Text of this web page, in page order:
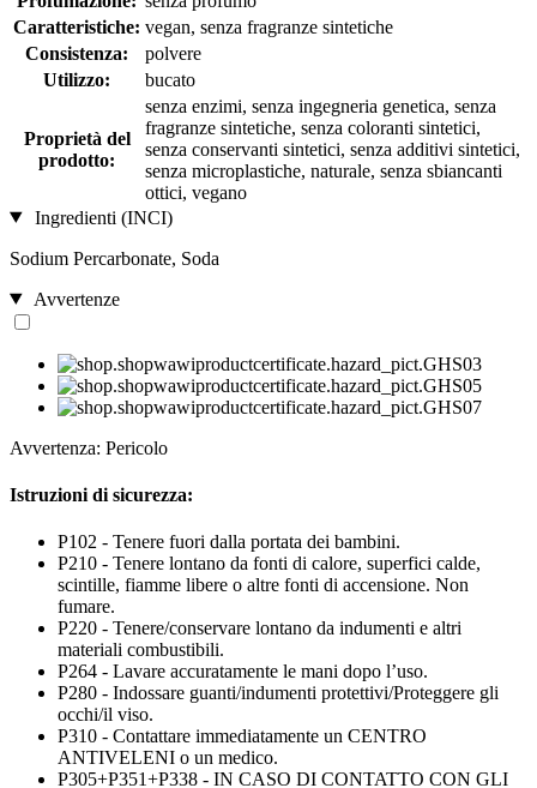
Caratteristiche: vegan, senza fragranze sintetiche
Consistenza:
polvere
Utilizzo:
bucato
Proprietà del
prodotto:
senza enzimi, senza ingegneria genetica, senza
fragranze sintetiche, senza coloranti sintetici,
senza conservanti sintetici, senza additivi sintetici,
senza microplastiche, naturale, senza sbiancanti
ottici, vegano
Ingredienti (INCI)
Sodium Percarbonate, Soda
Avvertenze
Avvertenza: Pericolo
Istruzioni di sicurezza:
P102 - Tenere fuori dalla portata dei bambini.
P210 - Tenere lontano da fonti di calore, superfici calde,
scintille, fiamme libere o altre fonti di accensione. Non
fumare.
P220 - Tenere/conservare lontano da indumenti e altri
materiali combustibili.
P264 - Lavare accuratamente le mani dopo l’uso.
P280 - Indossare guanti/indumenti protettivi/Proteggere gli
occhi/il viso.
P310 - Contattare immediatamente un CENTRO
ANTIVELENI o un medico.
P305+P351+P338 - IN CASO DI CONTATTO CON GLI